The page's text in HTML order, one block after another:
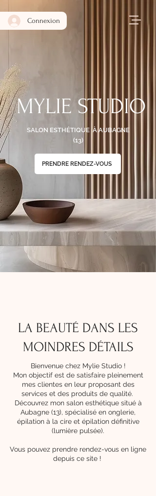
Connexion
MYLIE STUDIO
SALON ESTHÉTIQUE À AUBAGNE
(13)
PRENDRE RENDEZ-VOUS
LA BEAUTÉ DANS LES
MOINDRES DÉTAILS
Bienvenue chez Mylie Studio !
Mon objectif est de satisfaire pleinement
mes clientes en leur proposant des
services et des produits de qualité.
Découvrez mon salon esthétique situé à
Aubagne (13), spécialisé en onglerie,
épilation à la cire et épilation définitive
(lumière pulsée).
Vous pouvez prendre rendez-vous en ligne
depuis ce site !